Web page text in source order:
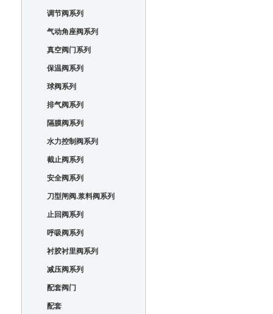
调节阀系列
气动角座阀系列
真空阀门系列
保温阀系列
球阀系列
排气阀系列
隔膜阀系列
水力控制阀系列
截止阀系列
安全阀系列
刀型闸阀.浆料阀系列
止回阀系列
呼吸阀系列
衬胶衬里阀系列
减压阀系列
配套阀门
配套